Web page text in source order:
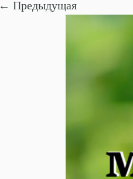
← Предыдущая